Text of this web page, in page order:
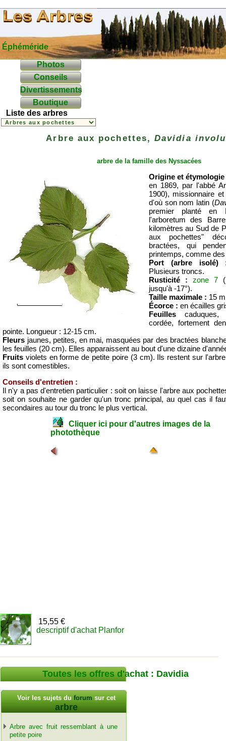
Éphéméride
Photos
Conseils
Divertissements
Boutique
Liste des arbres
Arbre aux pochettes,Davidia
arbre de la famille des Nyssacées
Origine et
en 1869, par l'abbé
1900), missionnaire
d'où son nom latin (
premier planté
l'arboretum des
kilomètres au Sud de
aux pochettes"
bractées, qui
printemps, comme
Port (arbre
Plusieurs troncs.
Rusticité :zone 7
jusqu'à -17°).
Taille maximale : 15
Écorce : en écailles
Feuilles
cordée, fortement
pointe. Longueur : 12-15 cm.
Fleurs jaunes, petites, en mai, masquées par des bractées
les feuilles (20 cm). Elles apparaissent au bout d'une dizaine
Fruits violets en forme de petite poire (3 cm). Ils restent sur
ils sont comestibles.
Conseils d'entretien :
Il n'y a pas d'entretien particulier : soit on laisse l'arbre aux
soit on souhaite ne garder qu'un tronc principal, au quel cas il
secondaires au tour du tronc le plus vertical.
Cliquer ici pour d'autres images de la
photothèque
15,55 €
descriptif d'achat Planfor
Toutes les offres d'achat : Davidia
Voir les sujets du forum sur cet
arbre
Arbre avec fruit ressemblant à une
petite poire